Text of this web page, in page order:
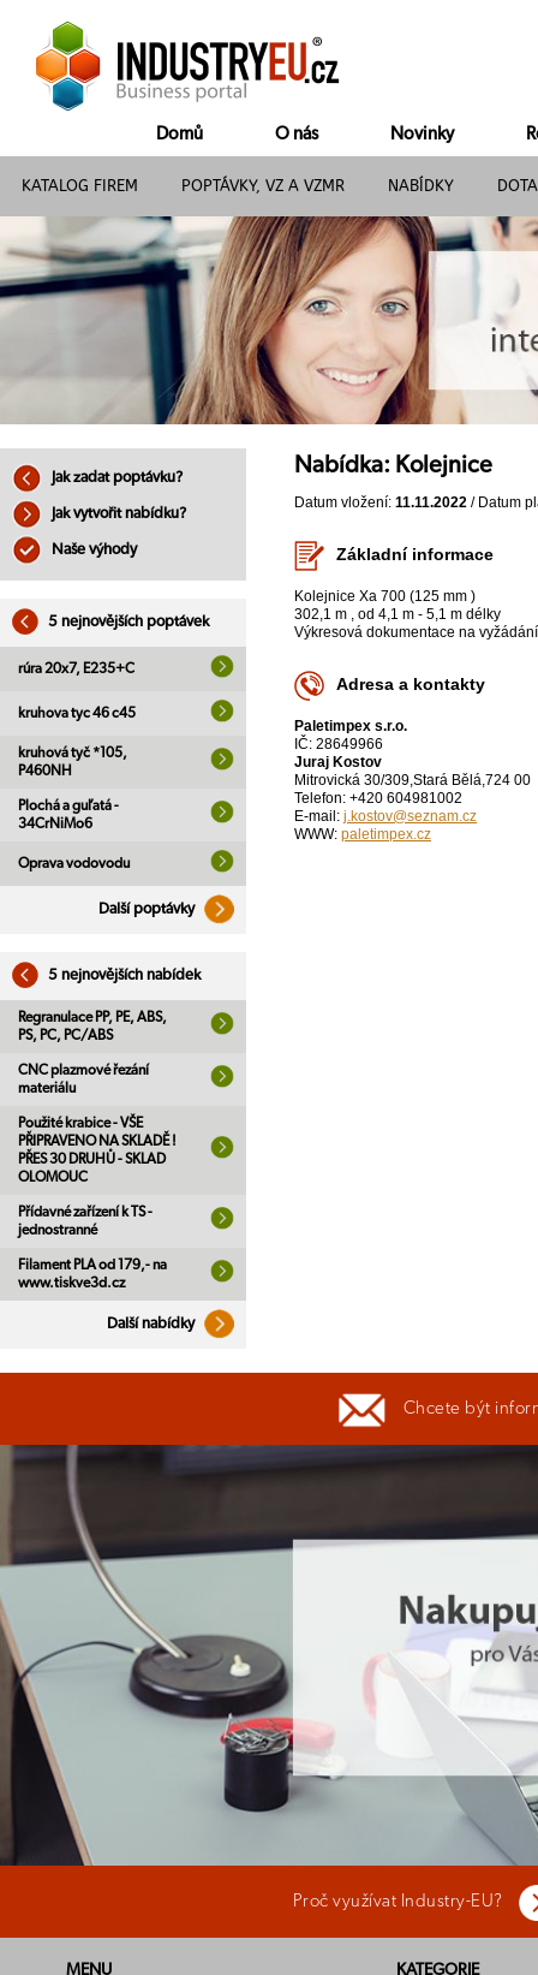
Domů O nás Novinky
KATALOG FIREM POPTÁVKY, VZ A VZMR NABÍDKY
Jak zadat poptávku?
Jak vytvořit nabídku?
Naše výhody
5 nejnovějších poptávek
rúra 20x7, E235+C
kruhova tyc 46 c45
kruhová tyč *105,
P460NH
Plochá a guľatá -
34CrNiMo6
Oprava vodovodu
Další poptávky
5 nejnovějších nabídek
Regranulace PP, PE, ABS,
PS, PC, PC/ABS
CNC plazmové řezání
materiálu
Použité krabice - VŠE
PŘIPRAVENO NA SKLADĚ !
PŘES 30 DRUHŮ - SKLAD
OLOMOUC
Přídavné zařízení k TS -
jednostranné
Filament PLA od 179,- na
www.tiskve3d.cz
Další nabídky
Nabídka: Kolejnice
Datum vložení: 11.11.2022 / Datum
Základní informace
Kolejnice Xa 700 (125 mm )
302,1 m , od 4,1 m - 5,1 m délky
Výkresová dokumentace na vyžádání
Adresa a kontakty
Paletimpex s.r.o.
IČ: 28649966
Juraj Kostov
Mitrovická 30/309,Stará Bělá,724 00
Telefon: +420 604981002
E-mail: j.kostov@seznam.cz
WWW: paletimpex.cz
Chcete být
Proč využívat Industry-EU?
MENU
KATEGORIE